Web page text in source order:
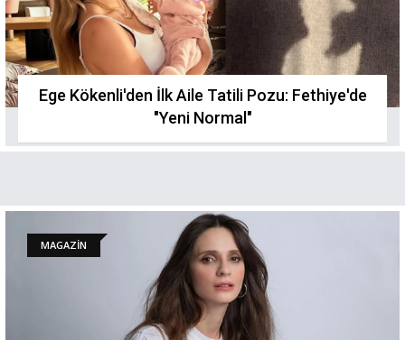
Ege Kökenli'den İlk Aile Tatili Pozu: Fethiye'de
"Yeni Normal"
MAGAZİN